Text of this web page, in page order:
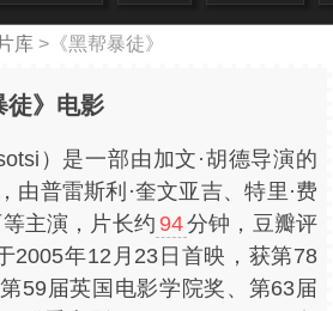
库>《黑帮暴徒》
徒》电影
）是一部由加文·胡德导演的
由普雷斯利·奎文亚吉、特里·费
主演，片长约 94分钟，豆瓣评
2005年12月23日首映，获第78
59届英国电影学院奖、第63届